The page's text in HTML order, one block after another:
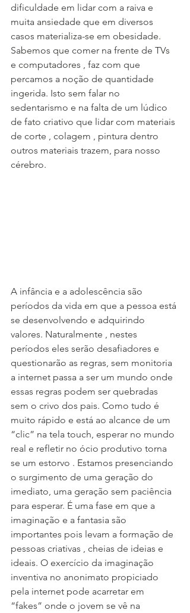
dificuldade em lidar com a raiva e
muita ansiedade que em diversos
casos materializa-se em obesidade.
Sabemos que comer na frente de TVs
e computadores , faz com que
percamos a noção de quantidade
ingerida. Isto sem falar no
sedentarismo e na falta de um lúdico
de fato criativo que lidar com materiais
de corte , colagem , pintura dentro
outros materiais trazem, para nosso
cérebro.
A infância e a adolescência são
períodos da vida em que a pessoa está
se desenvolvendo e adquirindo
valores. Naturalmente , nestes
períodos eles serão desafiadores e
questionarão as regras, sem monitoria
a internet passa a ser um mundo onde
essas regras podem ser quebradas
sem o crivo dos pais. Como tudo é
muito rápido e está ao alcance de um
“clic” na tela touch, esperar no mundo
real e refletir no ócio produtivo torna
se um estorvo . Estamos presenciando
o surgimento de uma geração do
imediato, uma geração sem paciência
para esperar. É uma fase em que a
imaginação e a fantasia são
importantes pois levam a formação de
pessoas criativas , cheias de ideias e
ideais. O exercício da imaginação
inventiva no anonimato propiciado
pela internet pode acarretar em
“fakes” onde o jovem se vê na